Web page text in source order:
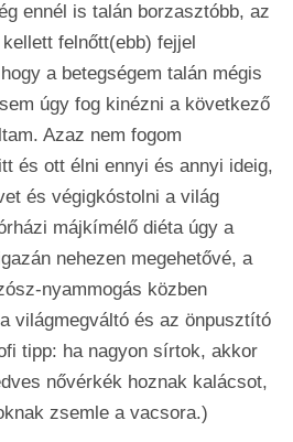
ennél is talán borzasztóbb, az
felnőtt(ebb) fejjel
a betegségem talán mégis
úgy fog kinézni a következő
Azaz nem fogom
és ott élni ennyi és annyi ideig,
és végigkóstolni a világ
májkímélő diéta úgy a
nehezen megehetővé, a
nyammogás közben
világmegváltó és az önpusztító
tipp: ha nagyon sírtok, akkor
nővérkék hoznak kalácsot,
zsemle a vacsora.)